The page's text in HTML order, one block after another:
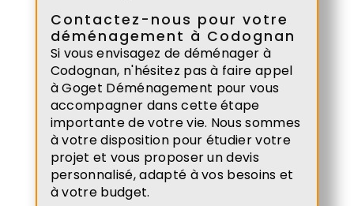
Contactez-nous pour votre
déménagement à Codognan
Si vous envisagez de déménager à
Codognan, n'hésitez pas à faire appel
à Goget Déménagement pour vous
accompagner dans cette étape
importante de votre vie. Nous sommes
à votre disposition pour étudier votre
projet et vous proposer un devis
personnalisé, adapté à vos besoins et
à votre budget.